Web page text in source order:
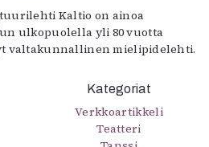
Info
ja irtonumerot
Kaltio on ainoa
ulkopuolella yli 80 vuotta
valtakunnallinen mielipidelehti.
Kategoriat
Verkkoartikkeli
Teatteri